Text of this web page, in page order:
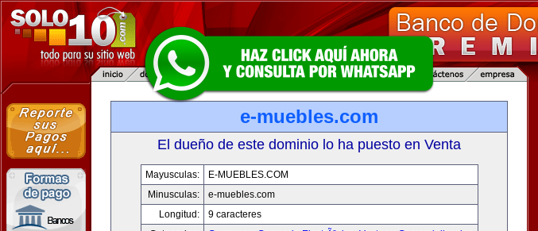
e-muebles.com
El dueño de este dominio lo ha puesto en Venta
Mayusculas:
E-MUEBLES.COM
Minusculas:
e-muebles.com
Longitud:
9 caracteres